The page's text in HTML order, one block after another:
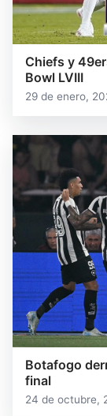
Chiefs y
Bowl LVIII
29 de enero,
Botafogo
final
24 de octubre,